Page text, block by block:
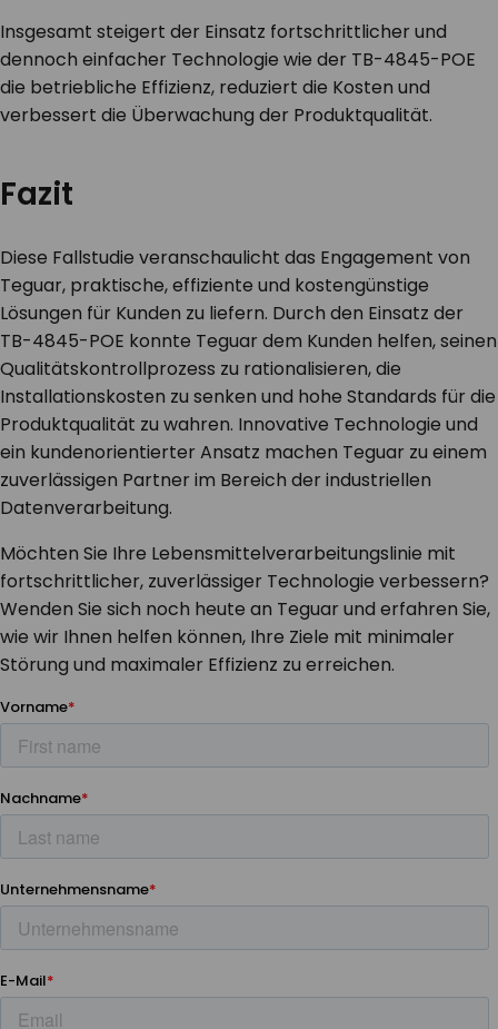
Insgesamt steigert der Einsatz fortschrittlicher und
dennoch einfacher Technologie wie der TB-4845-POE
die betriebliche Effizienz, reduziert die Kosten und
verbessert die Überwachung der Produktqualität.
Fazit
Diese Fallstudie veranschaulicht das Engagement von
Teguar, praktische, effiziente und kostengünstige
Lösungen für Kunden zu liefern. Durch den Einsatz der
TB-4845-POE konnte Teguar dem Kunden helfen, seinen
Qualitätskontrollprozess zu rationalisieren, die
Installationskosten zu senken und hohe Standards für die
Produktqualität zu wahren. Innovative Technologie und
ein kundenorientierter Ansatz machen Teguar zu einem
zuverlässigen Partner im Bereich der industriellen
Datenverarbeitung.
Möchten Sie Ihre Lebensmittelverarbeitungslinie mit
fortschrittlicher, zuverlässiger Technologie verbessern?
Wenden Sie sich noch heute an Teguar und erfahren Sie,
wie wir Ihnen helfen können, Ihre Ziele mit minimaler
Störung und maximaler Effizienz zu erreichen.